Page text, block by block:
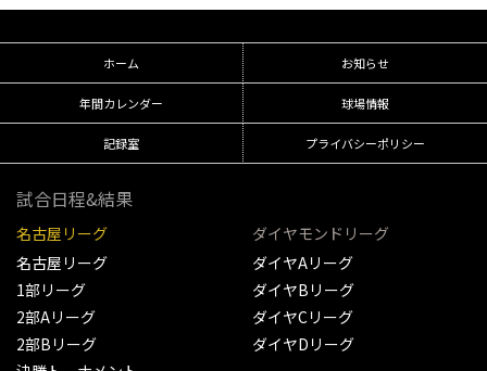
ホーム お知らせ
年間カレンダー 球場情報
記録室 プライバシーポリシー
試合日程&結果
名古屋リーグ
名古屋リーグ
1部リーグ
2部Aリーグ
2部Bリーグ
ダイヤモンドリーグ
ダイヤAリーグ
ダイヤBリーグ
ダイヤCリーグ
ダイヤDリーグ